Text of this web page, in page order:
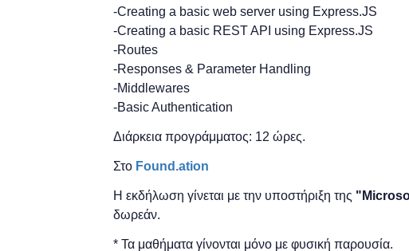
-Creating a basic web server using Express.JS
-Creating a basic REST API using Express.JS
-Routes
-Responses & Parameter Handling
-Middlewares
-Basic Authentication
Διάρκεια προγράμματος: 12 ώρες.
Στο Found.ation
Η εκδήλωση γίνεται με την υποστήριξη της "
δωρεάν.
* Τα μαθήματα γίνονται μόνο με φυσική παρουσία.